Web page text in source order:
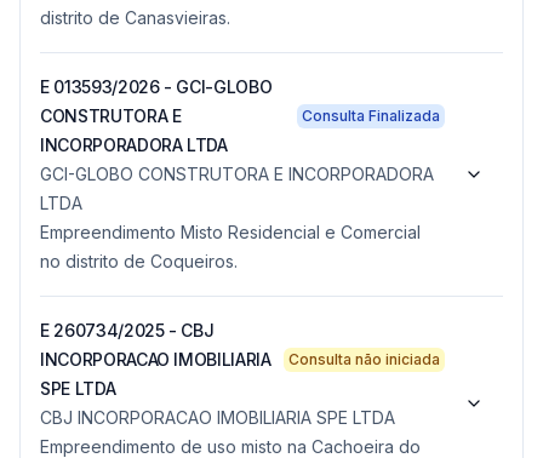
distrito de Canasvieiras.
E 013593/2026 - GCI-GLOBO
CONSTRUTORA E
INCORPORADORA LTDA
Consulta Finalizada
GCI-GLOBO CONSTRUTORA E INCORPORADORA
LTDA
Empreendimento Misto Residencial e Comercial
no distrito de Coqueiros.
E 260734/2025 - CBJ
INCORPORACAO IMOBILIARIA
SPE LTDA
Consulta não iniciada
CBJ INCORPORACAO IMOBILIARIA SPE LTDA
Empreendimento de uso misto na Cachoeira do